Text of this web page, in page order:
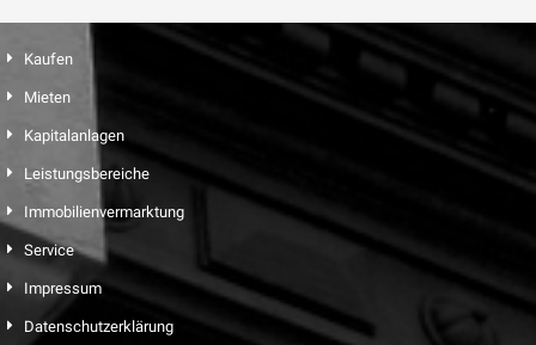
Kaufen
Mieten
Kapitalanlagen
Leistungsbereiche
Immobilienvermarktung
Service
Impressum
Datenschutzerklärung